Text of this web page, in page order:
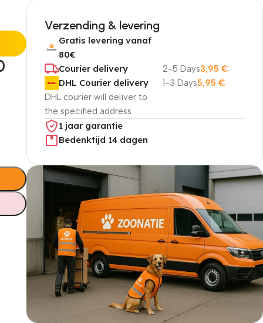
Verzending & levering
Gratis levering vanaf
80€
Courier delivery
2-5 Days3,95€
DHL Courier delivery
DHL courier will deliver to
the specified address
1-3 Days5,95€
1 jaar garantie
Bedenktijd 14 dagen